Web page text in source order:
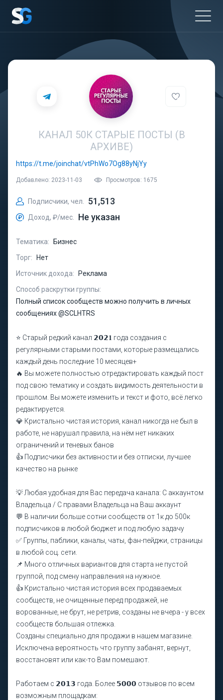
КАНАЛ 50К СТАРЫЕ ПОСТЫ (В
АРХИВЕ)
https://t.me/joinchat/vtPhWo7Og88yNjYy
Добавлено: 2023-11-03 Просмотров: 1675
Подписчики, чел. 51,513
Доход, ₽/мес. Не указан
Тематика:
Бизнес
Торг:
Нет
Источник дохода:
Реклама
Способ раскрутки группы:
Полный список сообществ можно получить в личных
сообщениях @SCLHTRS
⭐️ Старый редкий канал 𝟮𝟬𝟮𝟏 года создания с
регулярными старыми постами, которые размещались
каждый день последние 10 месяцев+
🔥 Вы можете полностью отредактировать каждый пост
под свою тематику и создать видимость деятельности в
прошлом. Вы можете изменить и текст и фото, всё легко
редактируется.
💎 Кристально чистая история, канал никогда не был в
работе, не нарушал правила, на нём нет никаких
ограничений и теневых банов
👍 Подписчики без активности и без отписки, лучшее
качество на рынке
💡 Любая удобная для Вас передача канала: С аккаунтом
Владельца / С правами Владельца на Ваш аккаунт
💬 В наличии больше сотни сообществ от 1к до 500к
подписчиков в любой бюджет и под любую задачу
✅ Группы, паблики, каналы, чаты, фан-пейджи, страницы
в любой соц. сети.
📌 Много отличных вариантов для старта не пустой
группой, под смену направления на нужное.
👍 Кристально чистая история всех продаваемых
сообществ, не очищенные перед продажей, не
ворованные, не брут, не ретрив, созданы не вчера - у всех
сообществ большая отлежка.
Созданы специально для продажи в нашем магазине.
Исключена вероятность что группу забанят, вернут,
восстановят или как-то Вам помешают.
Работаем с 𝟮𝟬𝟭𝟯 года. Более 𝟱𝟬𝟬𝟬 отзывов по всем
возможным площадкам: